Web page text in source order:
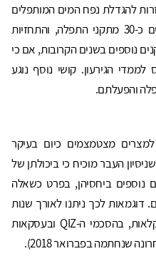
להגדלת נפח המים המותפלים
שלה. נכון לשנת 2016 פעלו במצרים כ-30 מתקני התפלה, והתחזיות
מדברות על הקמת 20 מתקנים נוספים בשנים הקרובות, אם כי
הגירעון. קושי נוסף נוגע
והפעלתם.
מצטמצמים כיום בעיקר
העבר מוכיח כי ביכולתן של
נוספים ביחסיהן, בפרט כשאלה
דוגמאות לכך ניתנו לאורך שנות
השלום בשיתופי פעולה בתחום החקלאות, בהסכמי ה-QIZ ובעסקאות
שנחתמה בפברואר 2018).